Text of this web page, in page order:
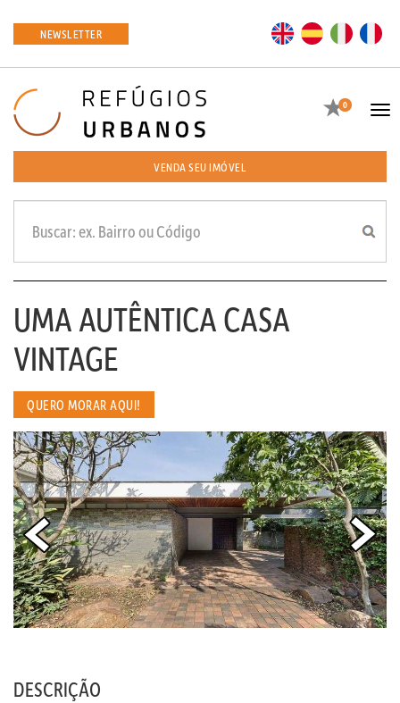
NEWSLETTER EN ES
Favoritos
0
VENDA SEU IMÓVEL
UMA AUTÊNTICA CASA
VINTAGE
QUERO MORAR AQUI!
DESCRIÇÃO